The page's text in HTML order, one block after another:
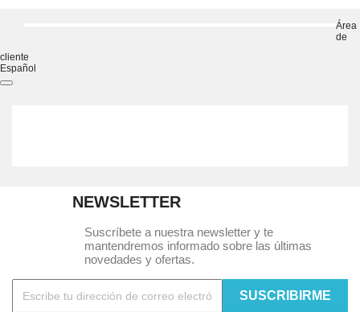
Área
de
cliente
Español
NEWSLETTER
Suscríbete a nuestra newsletter y te
mantendremos informado sobre las últimas
novedades y ofertas.